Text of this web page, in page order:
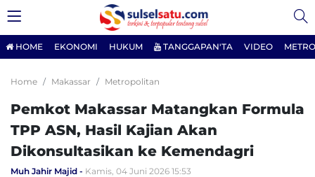
HOME EKONOMI HUKUM TANGGAPAN'TA VIDEO
Home Makassar Metropolitan
Pemkot Makassar Matangkan Formula
TPP ASN, Hasil Kajian Akan
Dikonsultasikan ke Kemendagri
Muh Jahir Majid Kamis, 04 Juni 2026 15:53